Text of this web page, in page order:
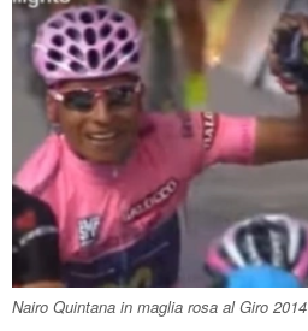
Nairo Quintana in maglia rosa al Giro 2014